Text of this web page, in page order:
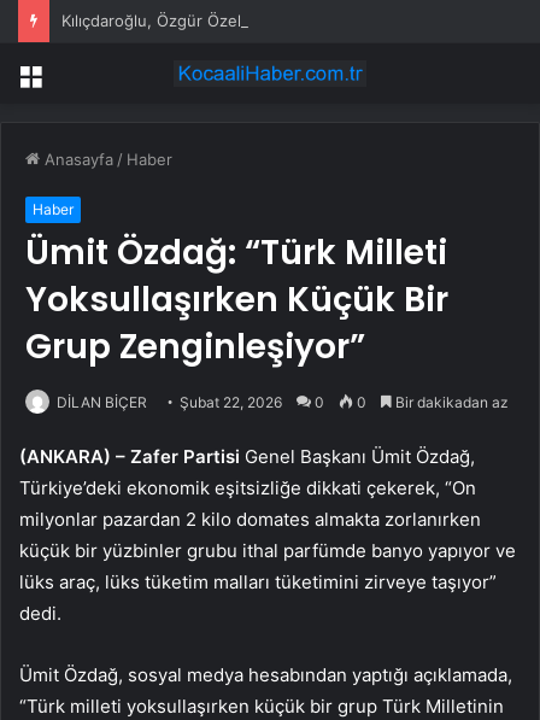
Kılıçdaroğlu, Özgür Özel ile telefonda görüştü
Menü
Anasayfa / Haber
Haber
Ümit Özdağ: “Türk Milleti
Yoksullaşırken Küçük Bir
Grup Zenginleşiyor”
DİLAN BİÇER Şubat 22, 2026 0 0 Bir dakikadan az
(ANKARA) – Zafer Partisi Genel Başkanı Ümit Özdağ,
Türkiye’deki ekonomik eşitsizliğe dikkati çekerek, “On
milyonlar pazardan 2 kilo domates almakta zorlanırken
küçük bir yüzbinler grubu ithal parfümde banyo yapıyor ve
lüks araç, lüks tüketim malları tüketimini zirveye taşıyor”
dedi.
Ümit Özdağ, sosyal medya hesabından yaptığı açıklamada,
“Türk milleti yoksullaşırken küçük bir grup Türk Milletinin